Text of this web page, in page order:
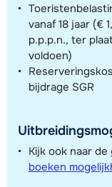
vanaf 18 jaar (€
p.p.p.n., ter
voldoen)
bijdrage SGR
Kijk ook naar de
boeken